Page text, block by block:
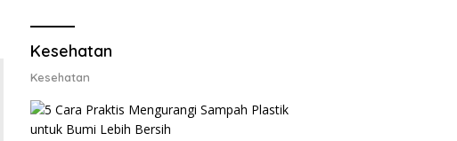
Lobster 50 Gram
Kesehatan
Kesehatan